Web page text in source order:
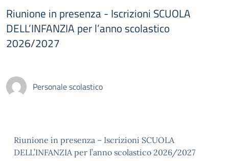
Riunione in presenza - Iscrizioni SCUOLA
DELL’INFANZIA per l’anno scolastico
2026/2027
Personale scolastico
Riunione in presenza – Iscrizioni SCUOLA
DELL’INFANZIA per l’anno scolastico 2026/2027